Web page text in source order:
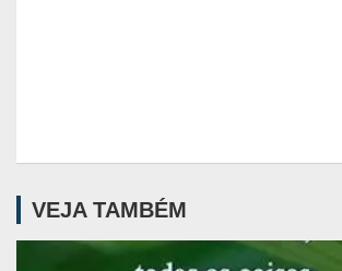
VEJA TAMBÉM